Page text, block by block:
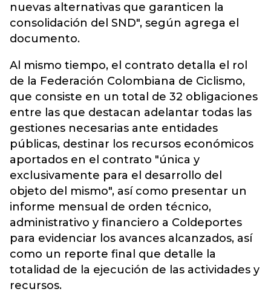
nuevas alternativas que garanticen la
consolidación del SND", según agrega el
documento.
Al mismo tiempo, el contrato detalla el rol
de la Federación Colombiana de Ciclismo,
que consiste en un total de 32 obligaciones
entre las que destacan adelantar todas las
gestiones necesarias ante entidades
públicas, destinar los recursos económicos
aportados en el contrato "única y
exclusivamente para el desarrollo del
objeto del mismo", así como presentar un
informe mensual de orden técnico,
administrativo y financiero a Coldeportes
para evidenciar los avances alcanzados, así
como un reporte final que detalle la
totalidad de la ejecución de las actividades y
recursos.